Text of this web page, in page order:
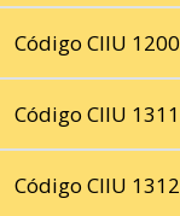
Código CIIU 1200
Código CIIU 1311
Código CIIU 1312